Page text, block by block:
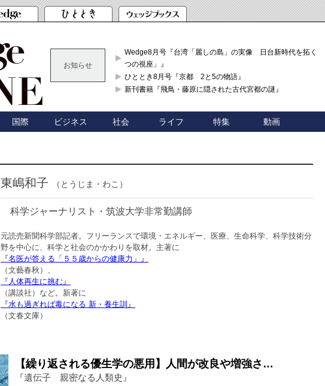
お知らせ
Wedge8月号『台湾「麗しの島」の実像 日台新時代を拓く「3
つの視座」』
ひととき8月号『京都 2と5の物語』
新刊書籍『飛鳥・藤原に隠された古代宮都の謎』
国際 ビジネス 社会 ライフ 特集 動画
東嶋和子 （とうじま・わこ）
科学ジャーナリスト・筑波大学非常勤講師
元読売新聞科学部記者。フリーランスで環境・エネルギー、医療、生命科学、科学技術分
野を中心に、科学と社会のかかわりを取材。主著に
『名医が答える「５５歳からの健康力」』
（文藝春秋）、
『人体再生に挑む』
（講談社）など。新著に
『水も過ぎれば毒になる 新・養生訓』
（文春文庫）
【繰り返される優生学の悪用】人間が改良や増強さ…
『遺伝子 親密なる人類史』